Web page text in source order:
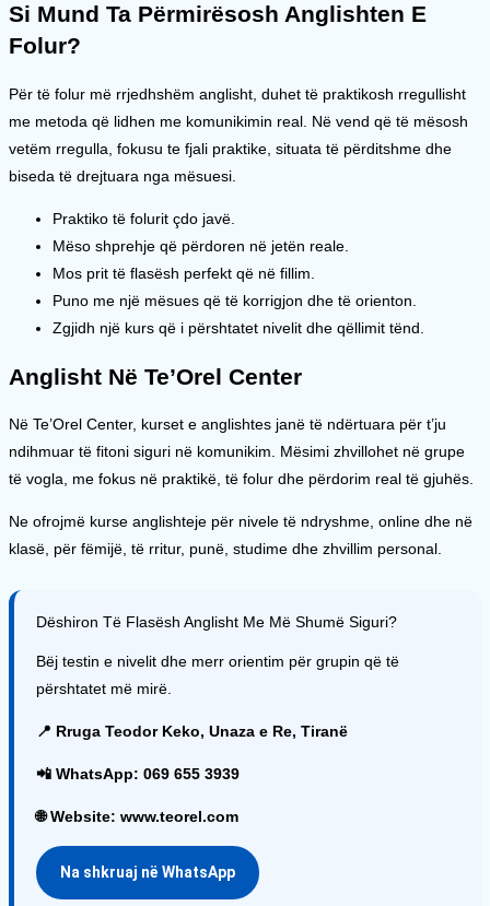
Si Mund Ta Përmirësosh Anglishten E
Folur?
Për të folur më rrjedhshëm anglisht, duhet të praktikosh rregullisht
me metoda që lidhen me komunikimin real. Në vend që të mësosh
vetëm rregulla, fokusu te fjali praktike, situata të përditshme dhe
biseda të drejtuara nga mësuesi.
Praktiko të folurit çdo javë.
Mëso shprehje që përdoren në jetën reale.
Mos prit të flasësh perfekt që në fillim.
Puno me një mësues që të korrigjon dhe të orienton.
Zgjidh një kurs që i përshtatet nivelit dhe qëllimit tënd.
Anglisht Në Te’Orel Center
Në Te’Orel Center, kurset e anglishtes janë të ndërtuara për t’ju
ndihmuar të fitoni siguri në komunikim. Mësimi zhvillohet në grupe
të vogla, me fokus në praktikë, të folur dhe përdorim real të gjuhës.
Ne ofrojmë kurse anglishteje për nivele të ndryshme, online dhe në
klasë, për fëmijë, të rritur, punë, studime dhe zhvillim personal.
Dëshiron Të Flasësh Anglisht Me Më Shumë Siguri?
Bëj testin e nivelit dhe merr orientim për grupin që të
përshtatet më mirë.
📍 Rruga Teodor Keko, Unaza e Re, Tiranë
📲 WhatsApp: 069 655 3939
🌐 Website: www.teorel.com
Na shkruaj në WhatsApp